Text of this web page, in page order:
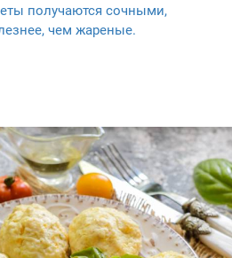
получаются сочными,
чем жареные.